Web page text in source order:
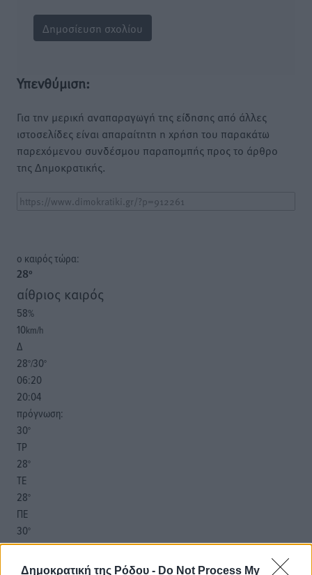
Δημοκρατική της Ρόδου - Do Not Process My
Υπενθύμιση:
Για την μερική αναπαραγωγή της είδησης από άλλες
ιστοσελίδες είναι απαραίτητη η χρήση του παρακάτω
παρεχόμενου συνδέσμου παραπομπής προς το άρθρο
της Δημοκρατικής.
o καιρός τώρα:
28°
αίθριος καιρός
58%
10km/h
Δ
28°/30°
06:20
20:04
πρόγνωση:
30°
ΤΡ
28°
ΤΕ
28°
ΠΕ
30°
ΠΑ